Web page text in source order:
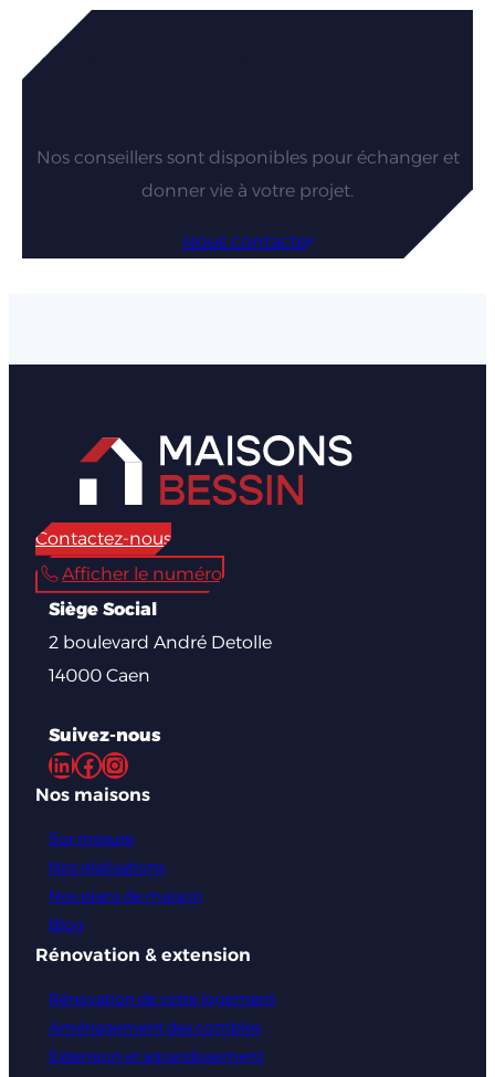
Vous êtes intéressés par nos
Nos conseillers sont disponibles pour échanger et
donner vie à votre projet.
Nous contacter
Contactez-nous
Afficher le numéro
Siège Social
2 boulevard André Detolle
14000 Caen
Suivez-nous
LinkedIn Facebook Instagram
Nos maisons
Sur mesure
Nos réalisations
Nos plans de maison
Blog
Rénovation & extension
Rénovation de votre logement
Aménagement des combles
Extension et agrandissement